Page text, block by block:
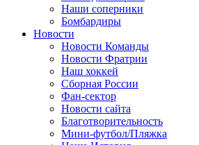
Наши соперники
Бомбардиры
Новости
Новости Команды
Новости Фратрии
Наш хоккей
Сборная России
Фан-cектор
Новости сайта
Благотворительность
Мини-футбол/Пляжка